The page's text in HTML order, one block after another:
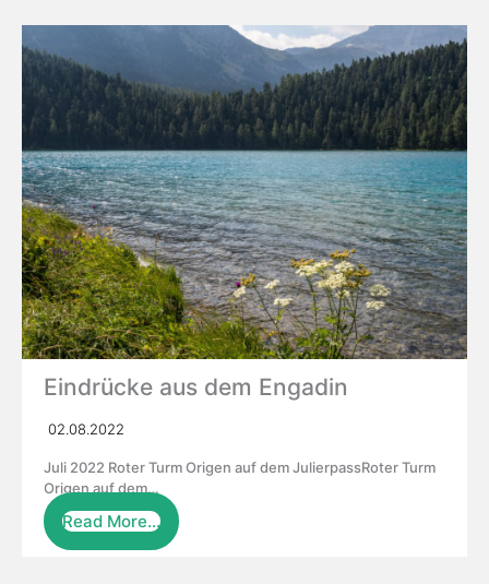
Eindrücke aus dem Engadin
02.08.2022
Juli 2022 Roter Turm Origen auf dem JulierpassRoter Turm
Origen auf dem…
Read More…